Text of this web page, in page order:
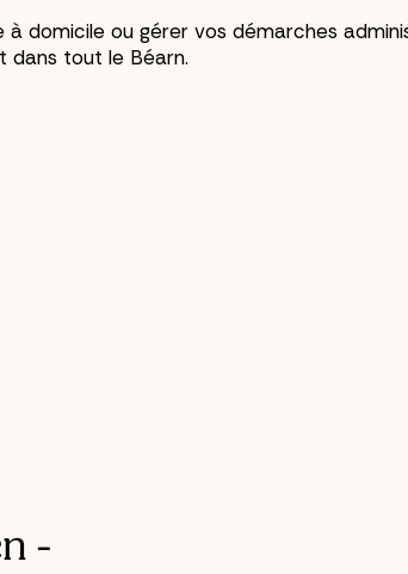
domicile ou gérer vos démarches
dans tout le Béarn.
-